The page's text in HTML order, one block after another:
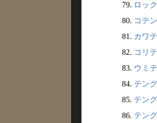
79. ロッ
80. コテ
81. カワ
82. コリ
83. ウミ
84. テン
85. テン
86. テン